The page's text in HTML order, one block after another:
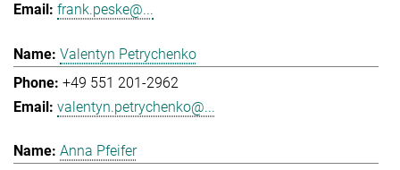
frank.peske@...
Valentyn Petrychenko
+49 551 201-2962
valentyn.petrychenko@...
Anna Pfeifer